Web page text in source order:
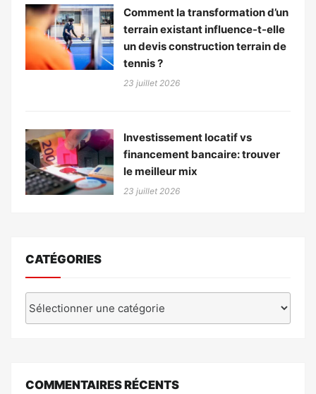
Comment la transformation d’un
terrain existant influence-t-elle
un devis construction terrain de
tennis ?
23 juillet 2026
Investissement locatif vs
financement bancaire: trouver
le meilleur mix
23 juillet 2026
CATÉGORIES
COMMENTAIRES RÉCENTS